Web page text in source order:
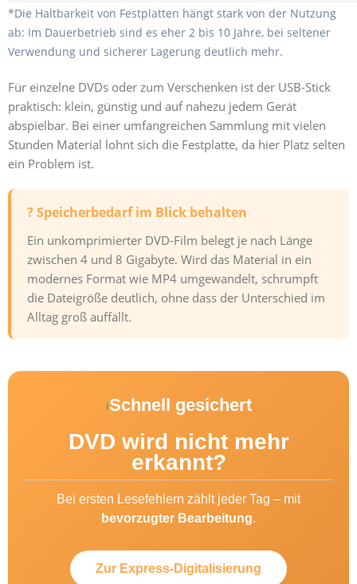
*Die Haltbarkeit von Festplatten hängt stark von der Nutzung
ab: Im Dauerbetrieb sind es eher 2 bis 10 Jahre, bei seltener
Verwendung und sicherer Lagerung deutlich mehr.
Für einzelne DVDs oder zum Verschenken ist der USB-Stick
praktisch: klein, günstig und auf nahezu jedem Gerät
abspielbar. Bei einer umfangreichen Sammlung mit vielen
Stunden Material lohnt sich die Festplatte, da hier Platz selten
ein Problem ist.
? Speicherbedarf im Blick behalten
Ein unkomprimierter DVD-Film belegt je nach Länge
zwischen 4 und 8 Gigabyte. Wird das Material in ein
modernes Format wie MP4 umgewandelt, schrumpft
die Dateigröße deutlich, ohne dass der Unterschied im
Alltag groß auffällt.
iSchnell gesichert
DVD wird nicht mehr
erkannt?
Bei ersten Lesefehlern zählt jeder Tag – mit
bevorzugter Bearbeitung.
Zur Express-Digitalisierung